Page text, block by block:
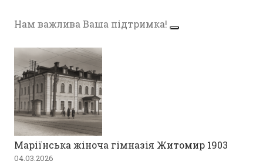
Нам важлива Ваша підтримка!
Маріїнська жіноча гімназія Житомир 1903
04.03.2026